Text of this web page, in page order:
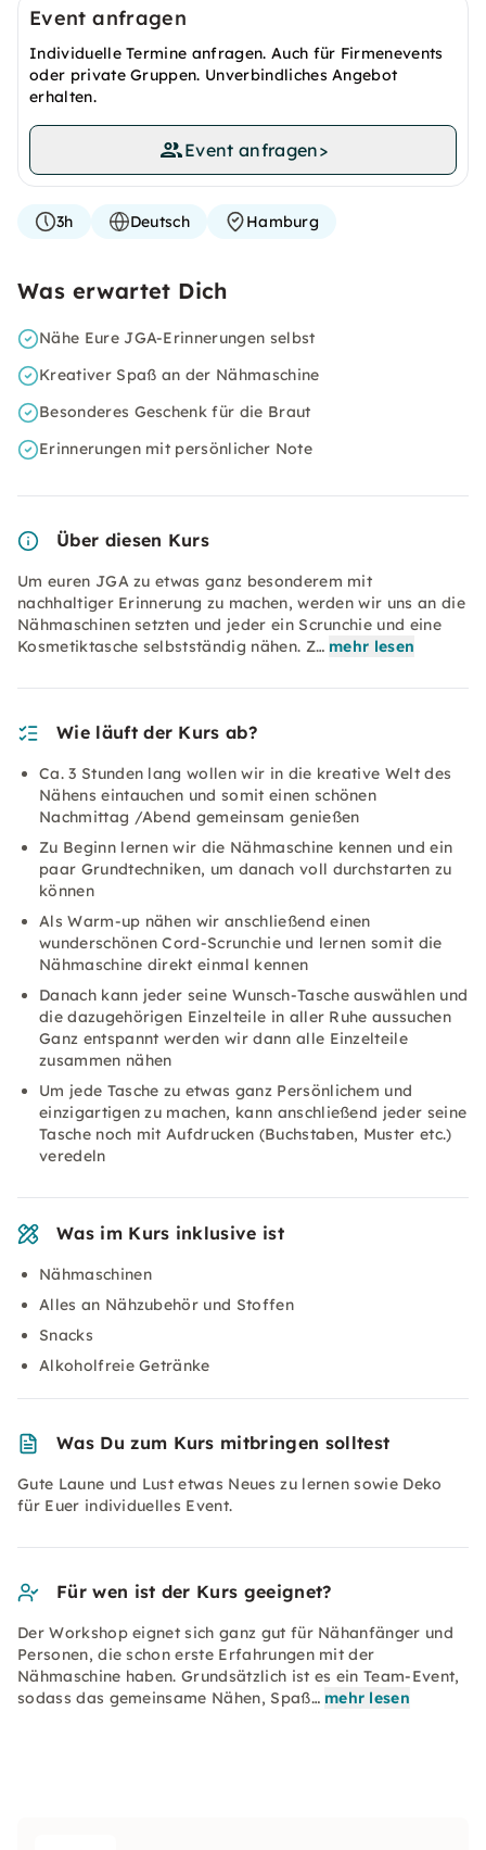
Event anfragen
Individuelle Termine anfragen. Auch für Firmenevents
oder private Gruppen. Unverbindliches Angebot
erhalten.
Event anfragen>
3h Deutsch Hamburg
Was erwartet Dich
Nähe Eure JGA-Erinnerungen selbst
Kreativer Spaß an der Nähmaschine
Besonderes Geschenk für die Braut
Erinnerungen mit persönlicher Note
Über diesen Kurs
Um euren JGA zu etwas ganz besonderem mit
nachhaltiger Erinnerung zu machen, werden wir uns an die
Nähmaschinen setzten und jeder ein Scrunchie und eine
Kosmetiktasche selbstständig nähen. Z… mehr lesen
Wie läuft der Kurs ab?
Ca. 3 Stunden lang wollen wir in die kreative Welt des
Nähens eintauchen und somit einen schönen
Nachmittag /Abend gemeinsam genießen
Zu Beginn lernen wir die Nähmaschine kennen und ein
paar Grundtechniken, um danach voll durchstarten zu
können
Als Warm-up nähen wir anschließend einen
wunderschönen Cord-Scrunchie und lernen somit die
Nähmaschine direkt einmal kennen
Danach kann jeder seine Wunsch-Tasche auswählen und
die dazugehörigen Einzelteile in aller Ruhe aussuchen
Ganz entspannt werden wir dann alle Einzelteile
zusammen nähen
Um jede Tasche zu etwas ganz Persönlichem und
einzigartigen zu machen, kann anschließend jeder seine
Tasche noch mit Aufdrucken (Buchstaben, Muster etc.)
veredeln
Was im Kurs inklusive ist
Nähmaschinen
Alles an Nähzubehör und Stoffen
Snacks
Alkoholfreie Getränke
Was Du zum Kurs mitbringen solltest
Gute Laune und Lust etwas Neues zu lernen sowie Deko
für Euer individuelles Event.
Für wen ist der Kurs geeignet?
Der Workshop eignet sich ganz gut für Nähanfänger und
Personen, die schon erste Erfahrungen mit der
Nähmaschine haben. Grundsätzlich ist es ein Team-Event,
sodass das gemeinsame Nähen, Spaß… mehr lesen